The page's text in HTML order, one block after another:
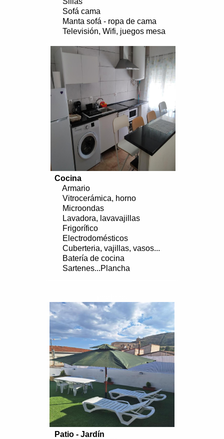
Sofá cama
Manta sofá - ropa de cama
Televisión, Wifi, juegos mesa
Cocina
Armario
Vitrocerámica, horno
Microondas
Lavadora, lavavajillas
Frigorífico
Electrodomésticos
Cuberteria, vajillas, vasos...
Batería de cocina
Sartenes...Plancha
Patio - Jardín